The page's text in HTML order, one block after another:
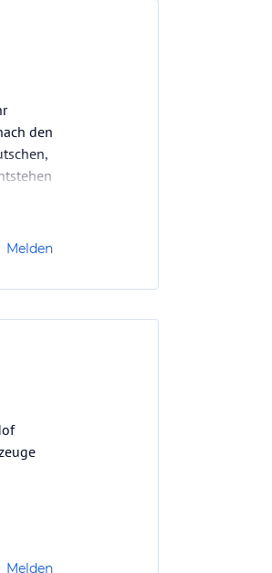
den
Melden
Melden